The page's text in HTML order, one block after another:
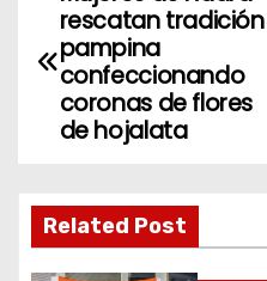
a
g
a
rescatan tradición
pampina
confeccionando
coronas de flores
de hojalata
Related Post